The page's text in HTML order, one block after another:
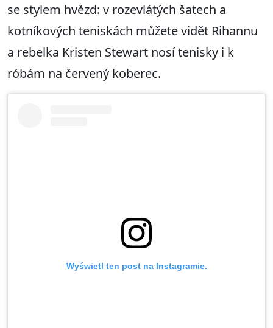
se stylem hvězd: v rozevlátých šatech a
kotníkových teniskách můžete vidět Rihannu
a rebelka Kristen Stewart nosí tenisky i k
róbám na červený koberec.
Wyświetl ten post na Instagramie.